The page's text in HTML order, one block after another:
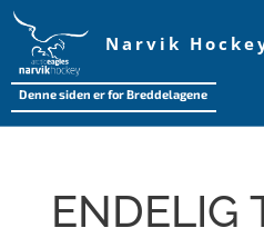
Narvik
Denne siden er for Breddelagene
ENDELIG